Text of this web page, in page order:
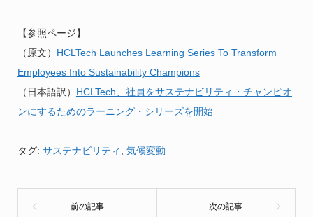
【参照ページ】
（原文） HCLTech Launches Learning Series To Transform
Employees Into Sustainability Champions
（日本語訳） HCLTech、社員をサステナビリティ・チャンピオ
ンにするためのラーニング・シリーズを開始
タグ: サステナビリティ 気候変動